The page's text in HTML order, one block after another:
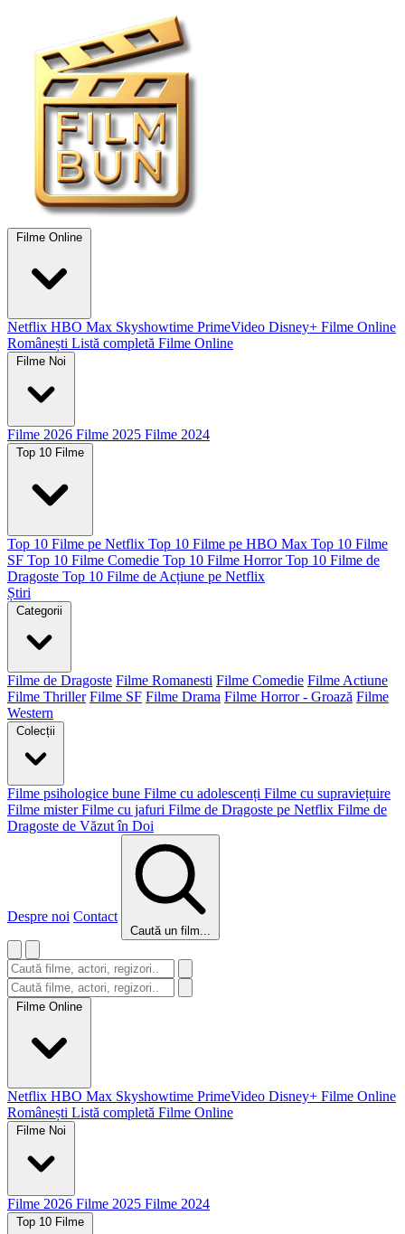
Filme Online
Netflix HBO Max Skyshowtime PrimeVideo Disney+ Filme Online
Românești Listă completă Filme Online
Filme Noi
Filme 2026 Filme 2025 Filme 2024
Top 10 Filme
Top 10 Filme pe Netflix Top 10 Filme pe HBO Max Top 10 Filme
SF Top 10 Filme Comedie Top 10 Filme Horror Top 10 Filme de
Dragoste Top 10 Filme de Acțiune pe Netflix
Știri
Categorii
Filme de Dragoste Filme Romanesti Filme Comedie Filme Actiune
Filme Thriller Filme SF Filme Drama Filme Horror - Groază Filme
Western
Colecții
Filme psihologice bune Filme cu adolescenți Filme cu supraviețuire
Filme mister Filme cu jafuri Filme de Dragoste pe Netflix Filme de
Dragoste de Văzut în Doi
Despre noi Contact
Caută un film...
Filme Online
Netflix HBO Max Skyshowtime PrimeVideo Disney+ Filme Online
Românești Listă completă Filme Online
Filme Noi
Filme 2026 Filme 2025 Filme 2024
Top 10 Filme